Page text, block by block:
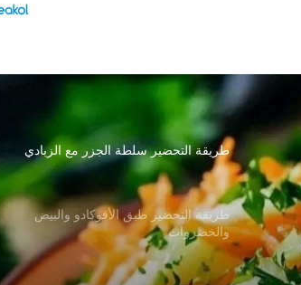
طريقة التحضير سلطة الجزر مع الزبادي
طريقة التحضير طبق الأفوكادو والبيض
والخضروات